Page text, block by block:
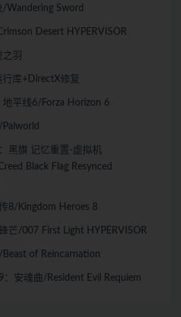
/Wandering Sword
Desert HYPERVISOR
羽
行库+DirectX修复
地平线6/Forza Horizon 6
黑旗 记忆重置-虚拟机
Black Flag Resynced
8/Kingdom Heroes 8
芒/007 First Light HYPERVISOR
of Reincarnation
：安魂曲/Resident Evil Requiem